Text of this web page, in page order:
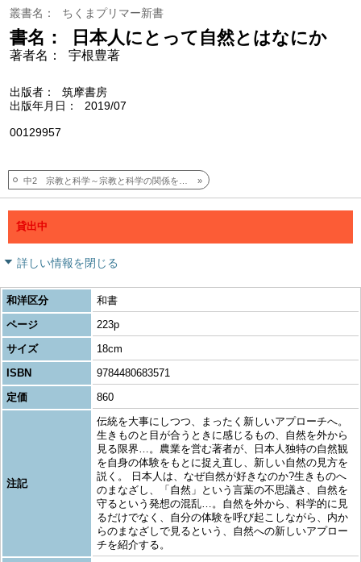
叢書名 ちくまプリマー新書
書名 日本人にとって自然とはなにか
著者名 宇根豊著
出版者
筑摩書房
出版年月日
2019/07
00129957
中2 宗教と科学～宗教と科学の関係を歴史的背景から理解を深める
貸出中
詳しい情報を閉じる
和洋区分
和書
ページ
223p
サイズ
18cm
ISBN
9784480683571
定価
860
注記
伝統を大事にしつつ、まったく新しいアプローチへ。
生きものと目が合うときに感じるもの、自然を外から
見る限界…。農業を営む著者が、日本人独特の自然観
を自身の体験をもとに捉え直し、新しい自然の見方を
説く。 日本人は、なぜ自然が好きなのか?生きものへ
のまなざし、「自然」という言葉の不思議さ、自然を
守るという発想の混乱…。自然を外から、科学的に見
るだけでなく、自分の体験を呼び起こしながら、内か
らのまなざしで見るという、自然への新しいアプロー
チを紹介する。